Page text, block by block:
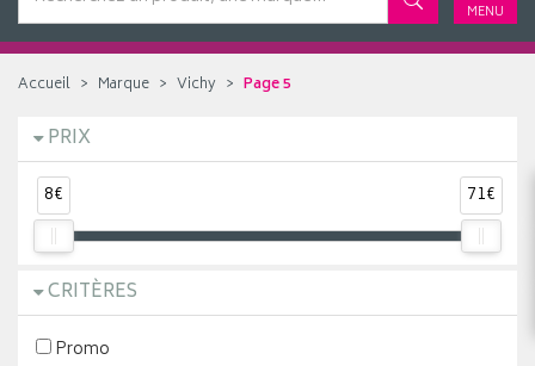
MENU
Accueil Marque Vichy Page 5
PRIX
8€ 71€
CRITÈRES
Promo